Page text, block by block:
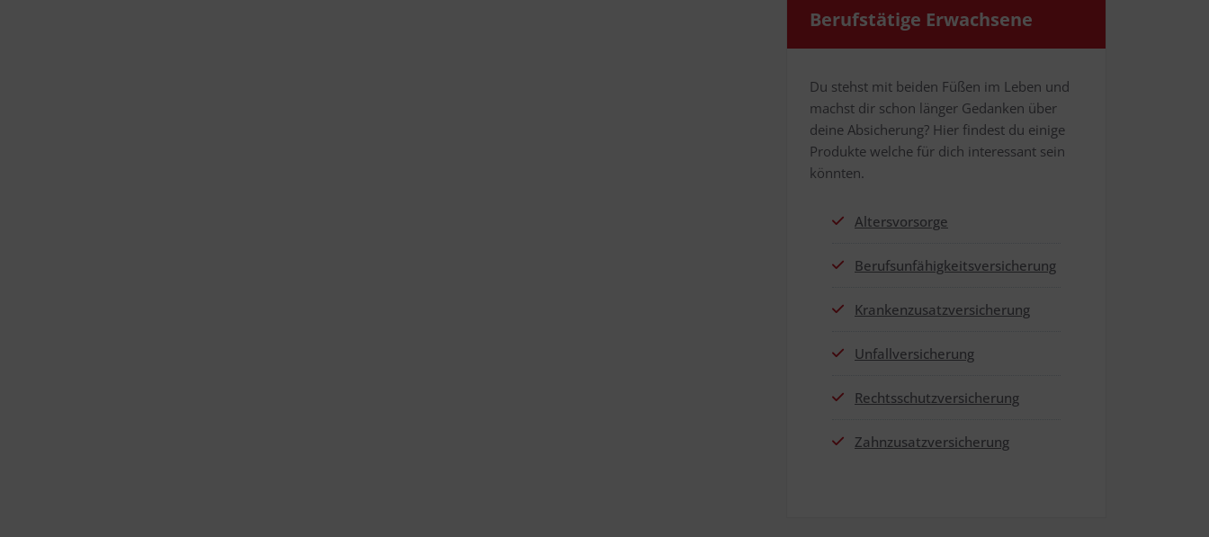
Berufs­tä­ti­ge Erwachsene
Du stehst mit bei­den Füßen im Leben und
machst dir schon län­ger Gedan­ken über
dei­ne Absi­che­rung? Hier fin­dest du eini­ge
Pro­duk­te wel­che für dich inter­es­sant sein
könnten.
Alters­vor­sor­ge
Berufs­un­fä­hig­keits­ver­si­che­rung
Kran­ken­zu­satz­ver­si­che­rung
Unfall­ver­si­che­rung
Rechts­schutz­ver­si­che­rung
Zahn­zu­satz­ver­si­che­rung